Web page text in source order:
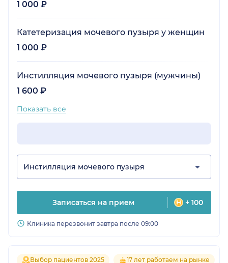
1 000 ₽
Катетеризация мочевого пузыря у женщин
1 000 ₽
Инстилляция мочевого пузыря (мужчины)
1 600 ₽
Показать все
Инстилляция мочевого пузыря
Записаться на прием + 100
Клиника перезвонит завтра после 09:00
Выбор пациентов 2025 17 лет работаем на рынке